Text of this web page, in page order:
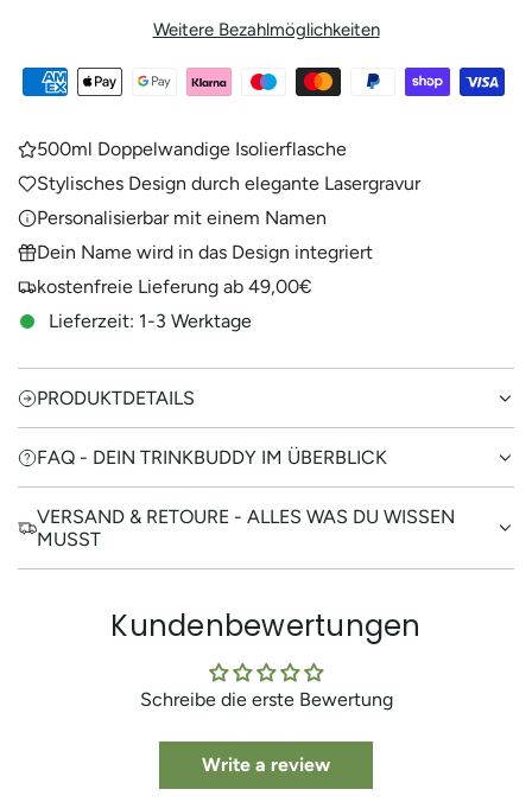
.
Weitere Bezahlmöglichkeiten
500ml Doppelwandige Isolierflasche
Stylisches Design durch elegante Lasergravur
Personalisierbar mit einem Namen
Dein Name wird in das Design integriert
kostenfreie Lieferung ab 49,00€
Lieferzeit: 1-3 Werktage
PRODUKTDETAILS
FAQ - DEIN TRINKBUDDY IM ÜBERBLICK
VERSAND & RETOURE - ALLES WAS DU WISSEN
MUSST
Kundenbewertungen
Schreibe die erste Bewertung
Write a review